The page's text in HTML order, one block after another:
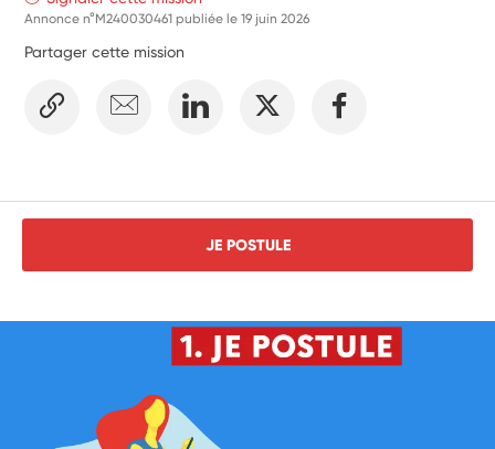
Annonce n°M240030461 publiée le19 juin 2026
Partager cette mission
JE POSTULE